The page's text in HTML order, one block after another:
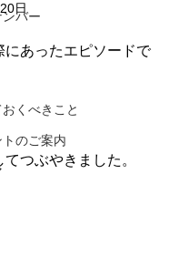
バー
くべきこと
のご案内
日
にあったエピソードで
つぶやきました。